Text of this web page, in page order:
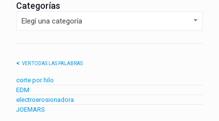
Categorías
Elegí una categoría
VER TODAS LAS PALABRAS
corte por hilo
EDM
electroerosionadora
JOEMARS